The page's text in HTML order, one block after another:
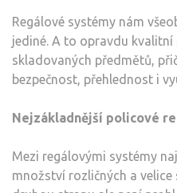
Regálové systémy nám
jediné. A to opravdu
skladovaných předmětů,
bezpečnost, přehlednost i
Nejzákladnější policové
Mezi regálovými systémy
množství rozličných a